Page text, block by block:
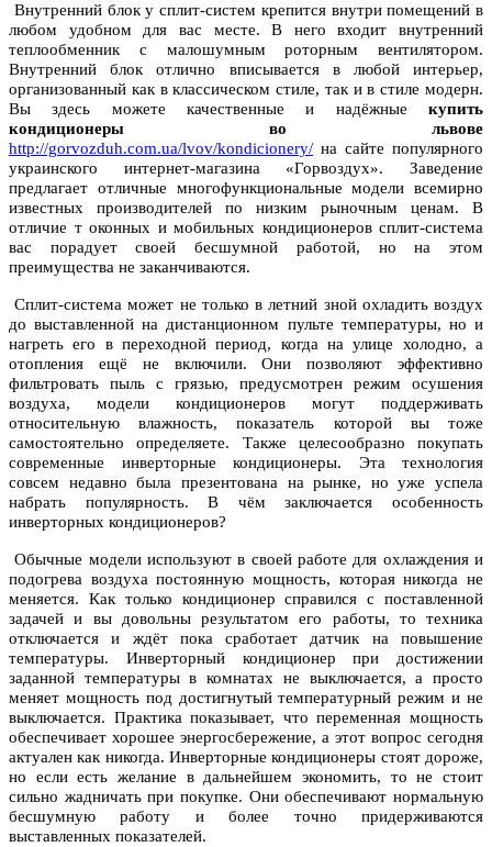
Внутренний блок у сплит-систем крепится внутри помещений в
любом удобном для вас месте. В него входит внутренний
теплообменник с малошумным роторным вентилятором.
Внутренний блок отлично вписывается в любой интерьер,
организованный как в классическом стиле, так и в стиле модерн.
Вы здесь можете качественные и надёжные купить
кондиционеры во львове
http://gorvozduh.com.ua/lvov/kondicionery/ на сайте популярного
украинского интернет-магазина «Горвоздух». Заведение
предлагает отличные многофункциональные модели всемирно
известных производителей по низким рыночным ценам. В
отличие т оконных и мобильных кондиционеров сплит-система
вас порадует своей бесшумной работой, но на этом
преимущества не заканчиваются.
Сплит-система может не только в летний зной охладить воздух
до выставленной на дистанционном пульте температуры, но и
нагреть его в переходной период, когда на улице холодно, а
отопления ещё не включили. Они позволяют эффективно
фильтровать пыль с грязью, предусмотрен режим осушения
воздуха, модели кондиционеров могут поддерживать
относительную влажность, показатель которой вы тоже
самостоятельно определяете. Также целесообразно покупать
современные инверторные кондиционеры. Эта технология
совсем недавно была презентована на рынке, но уже успела
набрать популярность. В чём заключается особенность
инверторных кондиционеров?
Обычные модели используют в своей работе для охлаждения и
подогрева воздуха постоянную мощность, которая никогда не
меняется. Как только кондиционер справился с поставленной
задачей и вы довольны результатом его работы, то техника
отключается и ждёт пока сработает датчик на повышение
температуры. Инверторный кондиционер при достижении
заданной температуры в комнатах не выключается, а просто
меняет мощность под достигнутый температурный режим и не
выключается. Практика показывает, что переменная мощность
обеспечивает хорошее энергосбережение, а этот вопрос сегодня
актуален как никогда. Инверторные кондиционеры стоят дороже,
но если есть желание в дальнейшем экономить, то не стоит
сильно жадничать при покупке. Они обеспечивают нормальную
бесшумную работу и более точно придерживаются
выставленных показателей.